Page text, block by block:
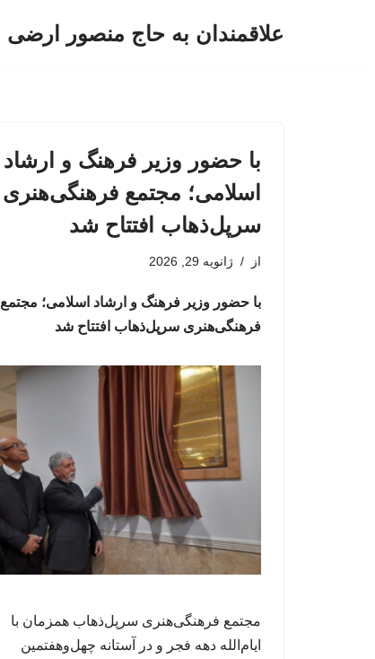
علاقمندان به حاج منصور ارضی
با حضور وزیر فرهنگ و ارشاد
اسلامی؛ مجتمع فرهنگی‌هنری
سرپل‌ذهاب افتتاح شد
از ژانویه 29, 2026
با حضور وزیر فرهنگ و ارشاد اسلامی؛ مجتمع
فرهنگی‌هنری سرپل‌ذهاب افتتاح شد
مجتمع فرهنگی‌هنری سرپل‌ذهاب همزمان با
ایام‌الله دهه فجر و در آستانه چهل‌وهفتمین